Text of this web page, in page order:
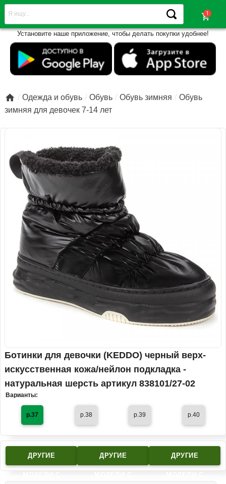
shopping_cart
Установите наше приложение, чтобы делать покупки удобнее!
 Одежда и обувь Обувь Обувь зимняя
Обувь
зимняя для девочек 7-14 лет
Ботинки для девочки (KEDDO) черный верх-
искусственная кожа/нейлон подкладка -
натуральная шерсть артикул 838101/27-02
Варианты:
р.37 р.38 р.39 р.40
ДРУГИЕ ДРУГИЕ ДРУГИЕ